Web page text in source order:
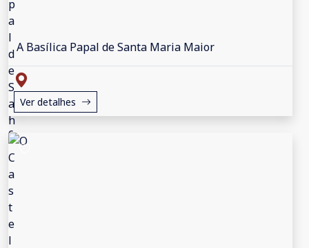
A Basílica Papal de Santa Maria Maior
Ver detalhes